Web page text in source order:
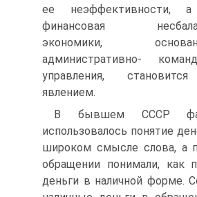
ее неэффективности, а
финансовая
экономики,
административно-
управления,
явлением.
В бывшем СССР
использовалось понятие
широком смысле слова, а
обращении понимали, как
деньги в наличной форме.